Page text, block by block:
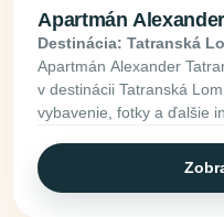
Apartmán
Destinácia: Tatranská
Apartmán Alexander
v destinácii Tatranská
vybavenie, fotky a ďalšie